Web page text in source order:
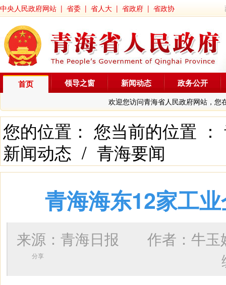
中央人民政府网站 | 省委 | 省人大 | 省政府 | 省政协
首页
欢迎您访问青海省人民政府网站，您
领导之窗 新闻动态 政务公开
您的位置： 您当前的位置 ：
新闻动态 / 青海要闻
青海海东12家工
来源：青海日报 作者：牛
分享